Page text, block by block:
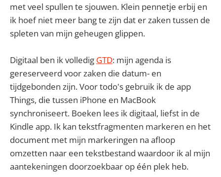
met veel spullen te sjouwen. Klein pennetje erbij en
ik hoef niet meer bang te zijn dat er zaken tussen de
spleten van mijn geheugen glippen.
Digitaal ben ik volledig GTD: mijn agenda is
gereserveerd voor zaken die datum- en
tijdgebonden zijn. Voor todo's gebruik ik de app
Things, die tussen iPhone en MacBook
synchroniseert. Boeken lees ik digitaal, liefst in de
Kindle app. Ik kan tekstfragmenten markeren en het
document met mijn markeringen na afloop
omzetten naar een tekstbestand waardoor ik al mijn
aantekeningen doorzoekbaar op één plek heb.